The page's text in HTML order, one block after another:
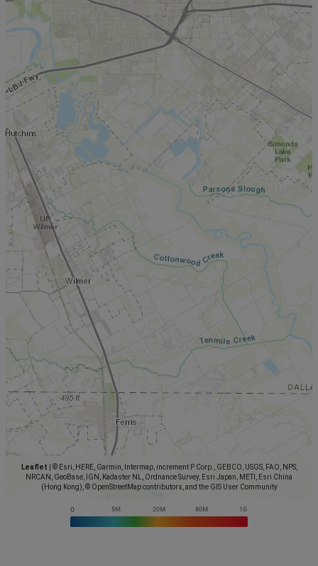
Leaflet
© Esri, HERE, Garmin, Intermap, increment P Corp., GEBCO, USGS, FAO, NPS,
NRCAN, GeoBase, IGN, Kadaster NL, Ordnance Survey, Esri Japan, METI, Esri China
(Hong Kong), © OpenStreetMap contributors, and the GIS User Community